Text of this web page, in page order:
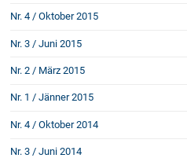
Nr. 4 / Oktober 2015
Nr. 3 / Juni 2015
Nr. 2 / März 2015
Nr. 1 / Jänner 2015
Nr. 4 / Oktober 2014
Nr. 3 / Juni 2014